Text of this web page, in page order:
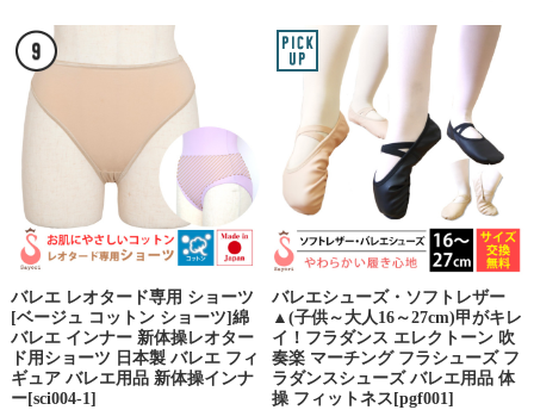
バレエ レオタード専用 ショーツ
[ベージュ コットン ショーツ]綿
バレエ インナー 新体操レオター
ド用ショーツ 日本製 バレエ フィ
ギュア バレエ用品 新体操インナ
ー[sci004-1]
バレエシューズ・ソフトレザー
▲(子供～大人16～27cm)甲がキレ
イ！フラダンス エレクトーン 吹
奏楽 マーチング フラシューズ フ
ラダンスシューズ バレエ用品 体
操 フィットネス[pgf001]